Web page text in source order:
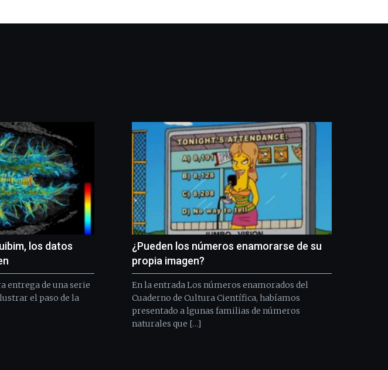
la
Plaza
festival
ciudad
de
monólogos,
exposiciones,
conferencias,
y
espectáculos
del
los datos
entrega de una serie
el paso de la
¿Pueden los números enamorarse de su
propia imagen?
En la entrada Los números enamorados del
Cuaderno de Cultura Científica, habíamos
presentado a lgunas familias de números
naturales que […]